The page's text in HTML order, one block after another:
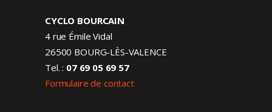
CYCLO BOURCAIN
4 rue Émile Vidal
26500 BOURG-LÈS-VALENCE
Tel. : 07 69 05 69 57
Formulaire de contact